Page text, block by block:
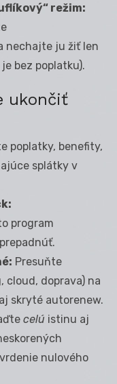
režim:
nechajte ju žiť len
bez poplatku).
ukončiť
poplatky, benefity,
splátky v
program
Presuňte
cloud, doprava) na
skryté autorenew.
celú istinu aj
nulového